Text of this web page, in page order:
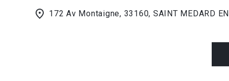
172 Av Montaigne, 33160, SAINT MEDARD